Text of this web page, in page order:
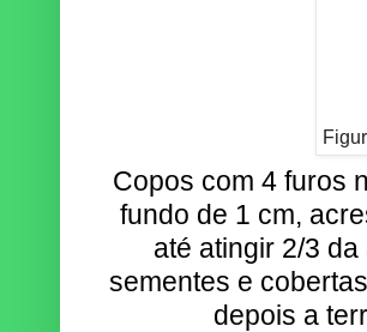
Copos com 4 furos
fundo de 1 cm,
até atingir 2/3
sementes e
depois a